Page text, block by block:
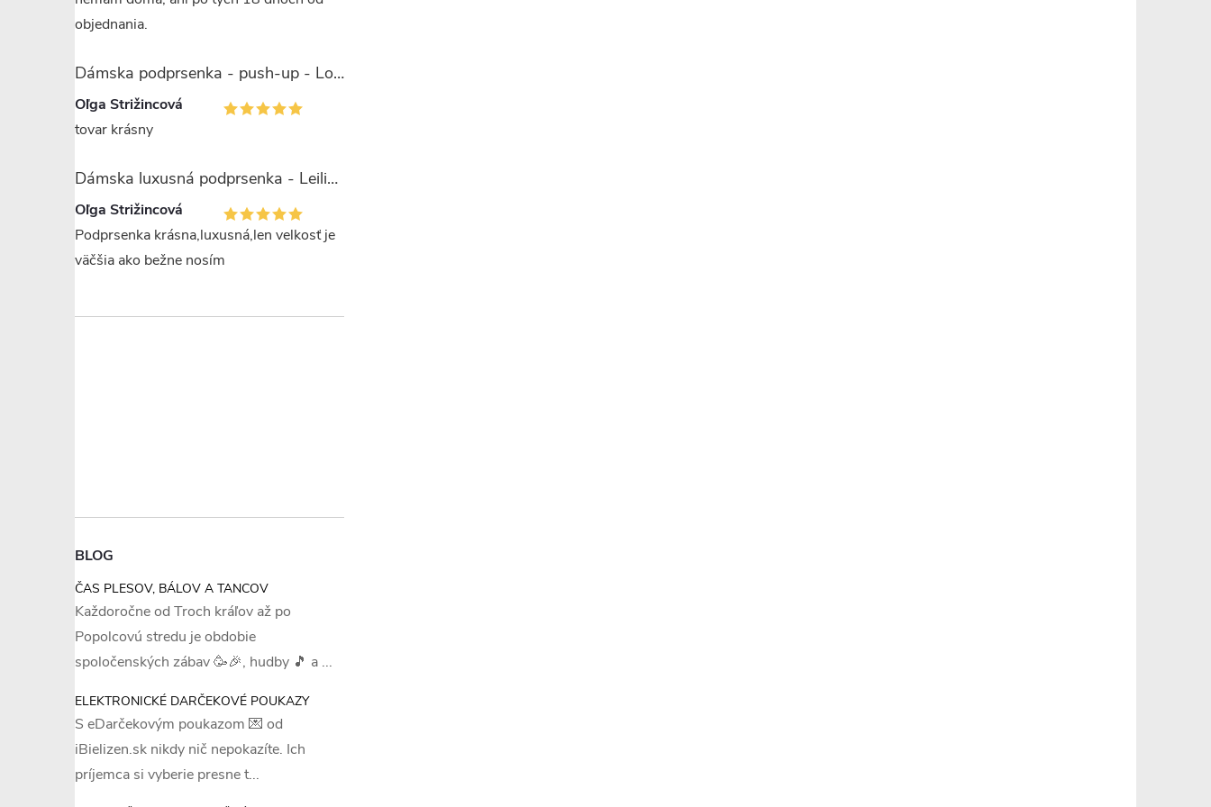
objednania.
Dámska podprsenka - push-up - Lormar Saten Soft up
Oľga Strižincová
tovar krásny
Dámska luxusná podprsenka - Leilieve 7743
Oľga Strižincová
Podprsenka krásna,luxusná,len velkosť je
väčšia ako bežne nosím
BLOG
ČAS PLESOV, BÁLOV A TANCOV
Každoročne od Troch kráľov až po
Popolcovú stredu je obdobie
spoločenských zábav 🥳🎉, hudby 🎵 a ...
ELEKTRONICKÉ DARČEKOVÉ POUKAZY
S eDarčekovým poukazom 💌 od
iBielizen.sk nikdy nič nepokazíte. Ich
príjemca si vyberie presne t...